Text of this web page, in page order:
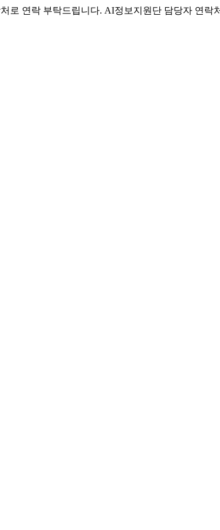
연락 부탁드립니다. AI정보지원단 담당자 연락